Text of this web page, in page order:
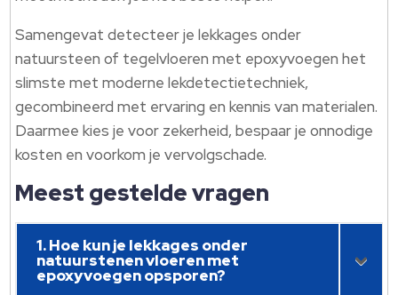
Samengevat detecteer je lekkages onder
natuursteen of tegelvloeren met epoxyvoegen het
slimste met moderne lekdetectietechniek,
gecombineerd met ervaring en kennis van materialen.
Daarmee kies je voor zekerheid, bespaar je onnodige
kosten en voorkom je vervolgschade.
Meest gestelde vragen
1. Hoe kun je lekkages onder
natuurstenen vloeren met
epoxyvoegen opsporen?